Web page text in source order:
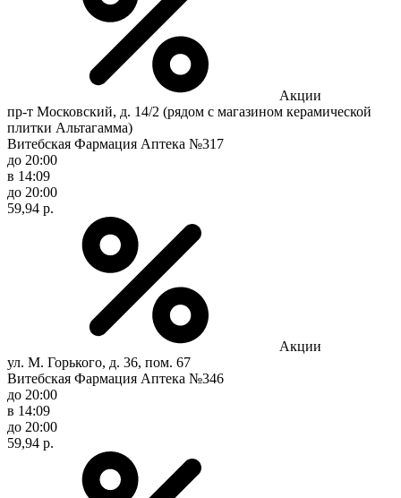
Акции
пр-т Московский, д. 14/2 (рядом с магазином керамической
плитки Альтагамма)
Витебская Фармация Аптека №317
до 20:00
в 14:09
до 20:00
59,94 р.
Акции
ул. М. Горького, д. 36, пом. 67
Витебская Фармация Аптека №346
до 20:00
в 14:09
до 20:00
59,94 р.